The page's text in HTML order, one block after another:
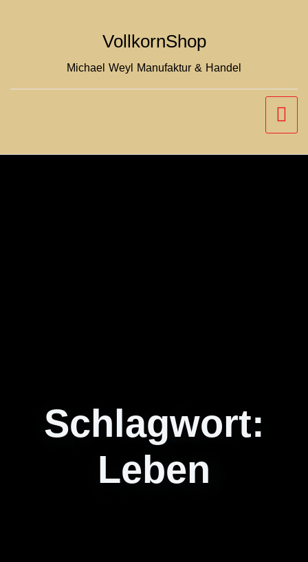
VollkornShop
Michael Weyl Manufaktur & Handel
Schlagwort:
Leben